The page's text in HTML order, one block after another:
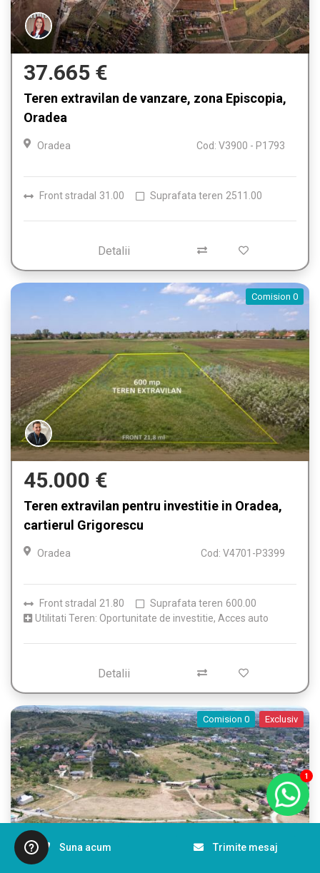
1
37.665 €
Teren extravilan de vanzare, zona Episcopia,
Oradea
Oradea Cod: V3900 - P1793
Front stradal 31.00 Suprafata teren 2511.00
Detalii
Comision 0
45.000 €
Teren extravilan pentru investitie in Oradea,
cartierul Grigorescu
Oradea Cod: V4701-P3399
Front stradal 21.80 Suprafata teren 600.00
Utilitati Teren: Oportunitate de investitie, Acces auto
Detalii
Comision 0 Exclusiv
Suna acum Trimite mesaj